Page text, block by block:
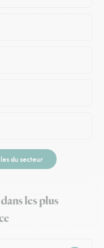
du secteur
les plus